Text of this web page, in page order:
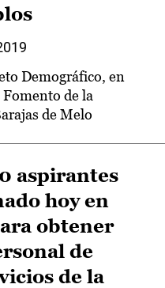
Demográfico, en
de la
de Melo
aspirantes
hoy en
obtener
de
de la